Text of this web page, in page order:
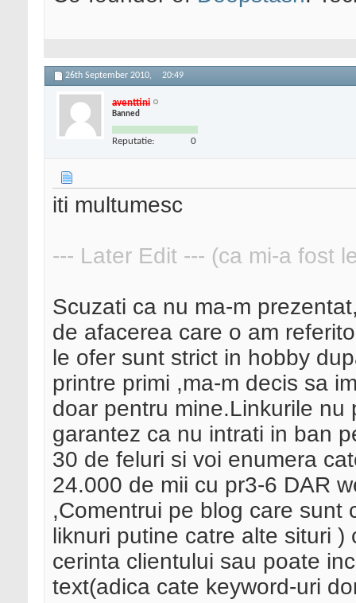
26th September 2010, 20:49
aventtini
Banned
Reputatie: 0
iti multumesc
--- Later Edit --- (ca mi-a fost
Scuzati ca nu ma-m
de afacerea care o am
le ofer sunt strict in hobby
printre primi ,ma-m decis sa
doar pentru mine.Linkurile
garantez ca nu intrati in ban
30 de feluri si voi enumera
24.000 de mii cu pr3-6 DAR
,Comentrui pe blog care sunt
liknuri putine catre alte situri
cerinta clientului sau poate
text(adica cate keyword-uri